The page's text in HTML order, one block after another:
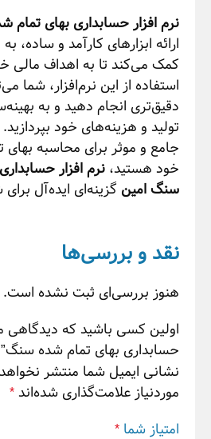
نرم افزار حسابداری بهای
ارائه ابزارهای کارآمد و ساده،
کمک می‌کند تا به اهداف مالی
استفاده از این نرم‌افزار، شما
دقیق‌تری انجام دهید و به
تولید و هزینه‌های خود
جامع و موثر برای محاسبه
خود هستید، نرم افزار
سنگ امین گزینه‌ای ایده‌آل
نقد و بررسی‌ها
هنوز بررسی‌ای ثبت نشده است.
اولین کسی باشید که دیدگاهی
حسابداری بهای تمام شده سنگ”
نشانی ایمیل شما منتشر
موردنیاز علامت‌گذاری شده‌اند*
امتیاز شما *